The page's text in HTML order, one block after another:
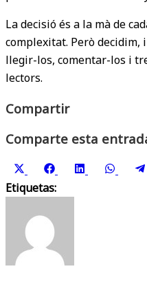
La decisió és a la mà de
complexitat. Però
llegir-los, comentar-los i
lectors.
Compartir
Comparte esta
Share
on
(Twitter)
Share
Share
Share
Etiquetas: